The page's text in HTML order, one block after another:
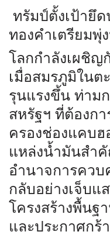
ทรัมป์ตั้งเป้ายึ
ทองคำเตรียมพุ่
โลกกำลังเผชิญ
เมื่อสมรภูมิในต
รุนแรงขึ้น ท่าม
สหรัฐฯ ที่ต้องก
ครองช่องแคบฮ
แหล่งน้ำมันสำ
อำนาจการคว
กลับอย่างเจ็บแ
โครงสร้างพื้นฐ
และประกาศกร้